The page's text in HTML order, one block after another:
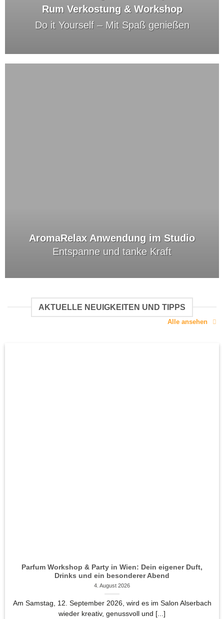
Rum Verkostung & Workshop
Do it Yourself –Mit Spaß genießen
AromaRelax Anwendung im Studio
Entspanne und tanke Kraft
AKTUELLE NEUIGKEITEN UND TIPPS
Alle ansehen
Parfum Workshop & Party in Wien: Dein eigener Duft,
Drinks und ein besonderer Abend
4. August 2026
Am Samstag, 12. September 2026, wird es im Salon Alserbach
wieder kreativ, genussvoll und [...]